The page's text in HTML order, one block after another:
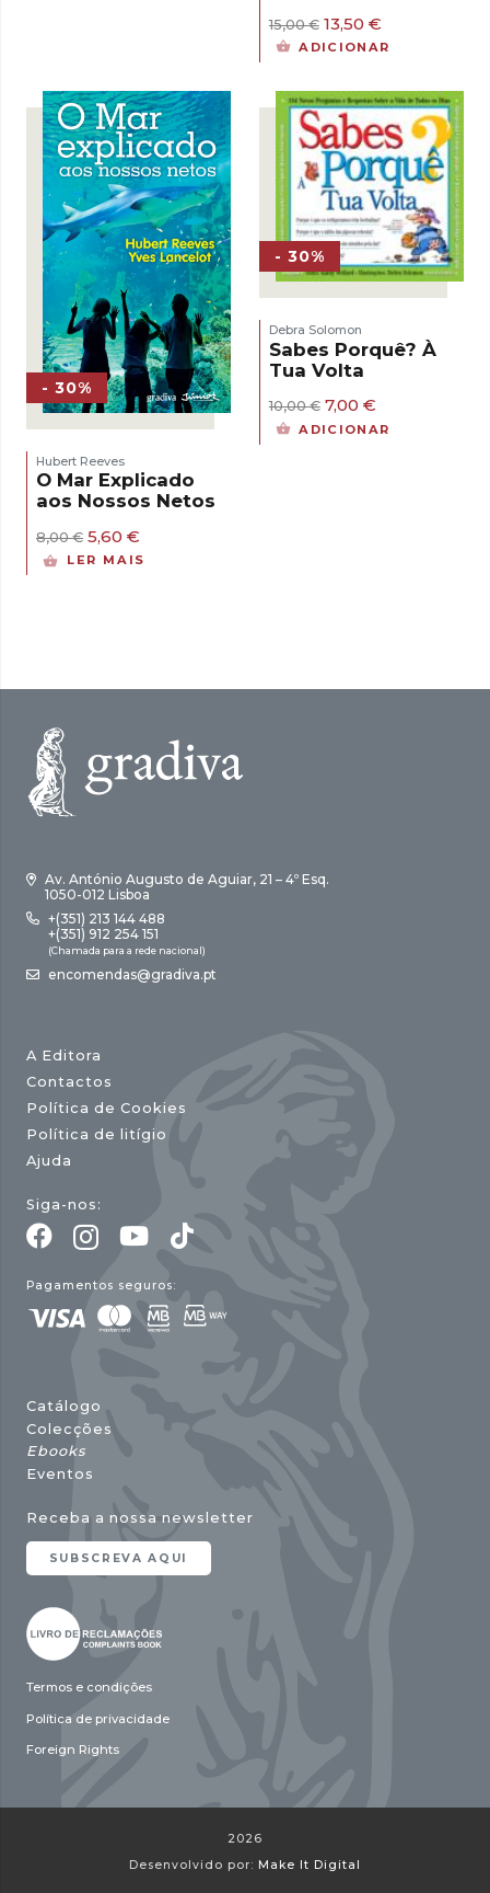
15,00€ O
preço
15,00 €.
13,50 €O
preço
13,50 €.
ADICIONAR
- 30%
Hubert Reeves
O Mar Explicado
aos Nossos Netos
8,00€ O
preço
5,60 €
preço
LER MAIS
- 30%
Debra Solomon
Sabes Porquê? À
Tua Volta
10,00€ O
preço
7,00 €O
preço
ADICIONAR
Av. António Augusto de Aguiar, 21 – 4º Esq.
1050-012 Lisboa
+(351) 213 144 488
+(351) 912 254 151
(Chamada para a rede nacional)
encomendas@gradiva.pt
A Editora
Contactos
Política de Cookies
Política de litígio
Ajuda
Siga-nos:
Pagamentos seguros:
Catálogo
Colecções
Ebooks
Eventos
Receba a nossa newsletter
SUBSCREVA AQUI
Termos e condições
Política de privacidade
Foreign Rights
2026
Desenvolvido por: Make It Digital